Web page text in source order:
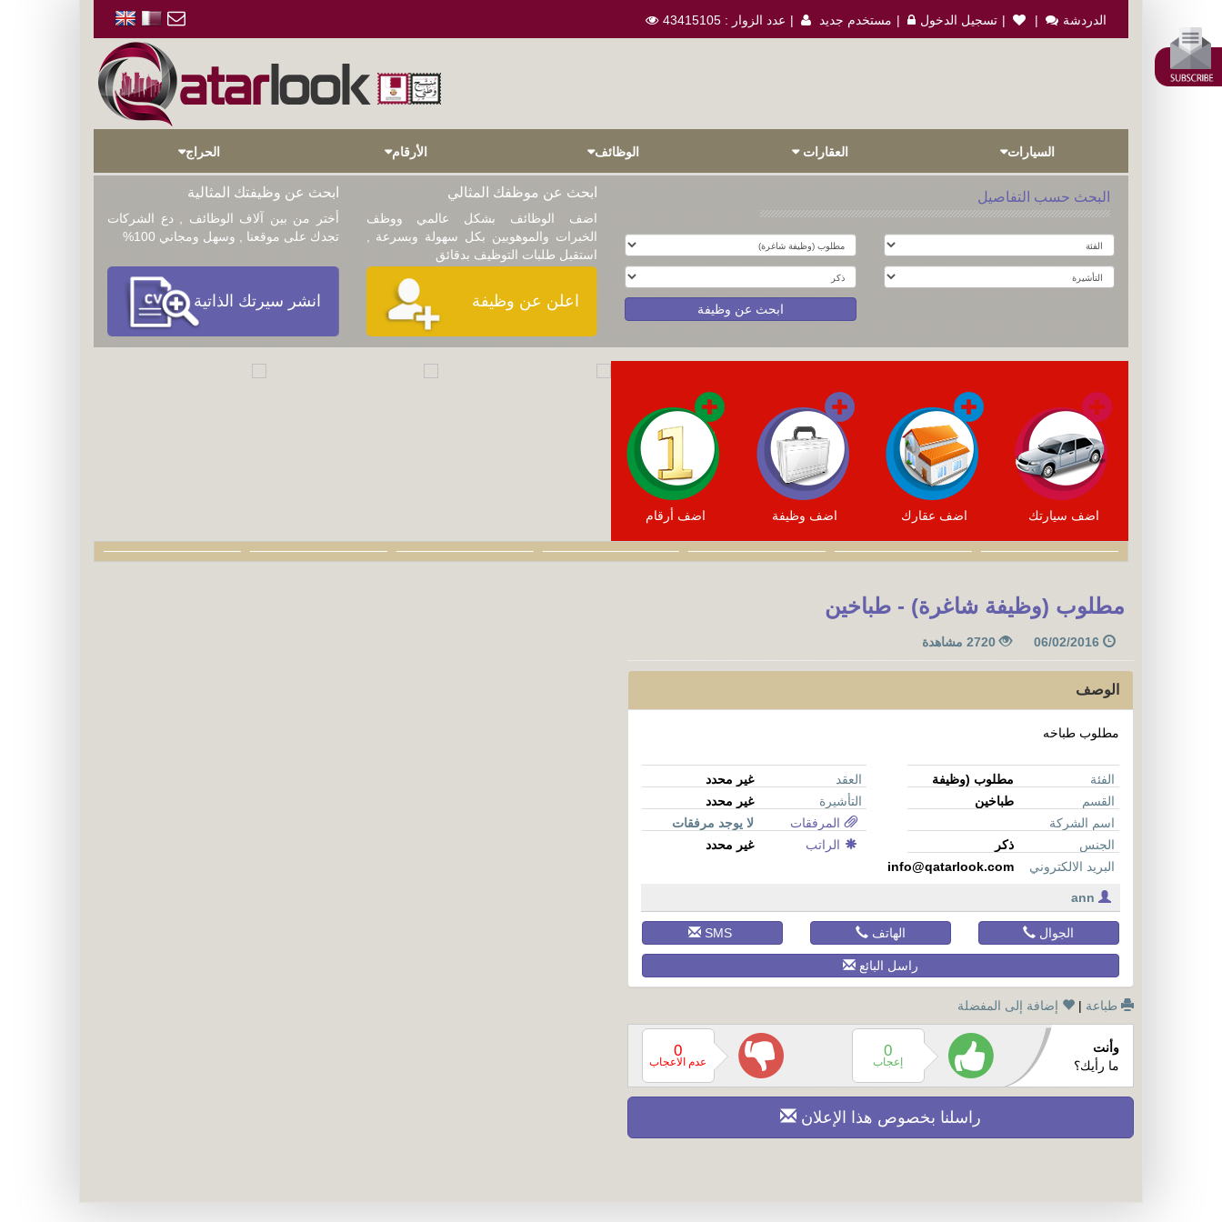
الدردشة تسجيل الدخول مستخدم جديد عدد الزوار : 43415105
السيارات العقارات الوظائف الأرقام الحراج
ابحث عن وظيفتك المثالية
أختر من بين آلاف الوظائف , دع الشركات
تجدك على موقعنا , وسهل ومجاني 100%
انشر سيرتك الذاتية
ابحث عن موظفك المثالي
اضف الوظائف بشكل عالمي ووظف
الخبرات والموهوبين بكل سهولة وبسرعة ,
استقبل طلبات التوظيف بدقائق
اعلن عن وظيفة
البحث حسب التفاصيل
ابحث عن وظيفة
اضف أرقام اضف وظيفة اضف عقارك اضف سيارتك
مطلوب (وظيفة شاغرة) - طباخين
06/02/2016 2720 مشاهدة
الوصف
مطلوب طباخه
العقد
غير محدد
التأشيرة
غير محدد
المرفقات
لا يوجد مرفقات
الراتب
غير محدد
الفئة
مطلوب (وظيفة
شاغرة)
القسم
طباخين
اسم الشركة
الجنس
ذكر
البريد الالكتروني
info@qatarlook.com
ann
الهاتف الجوال
راسل البائع
طباعة | إضافة إلى المفضلة
0
عدم الاعجاب
0
إعجاب
وأنت
ما رأيك؟
راسلنا بخصوص هذا الإعلان